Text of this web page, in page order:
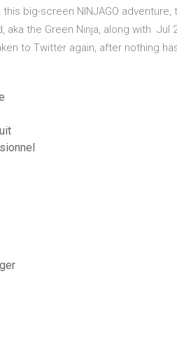
big-screen NINJAGO
the Green Ninja, along with Jul
to Twitter again, after nothing